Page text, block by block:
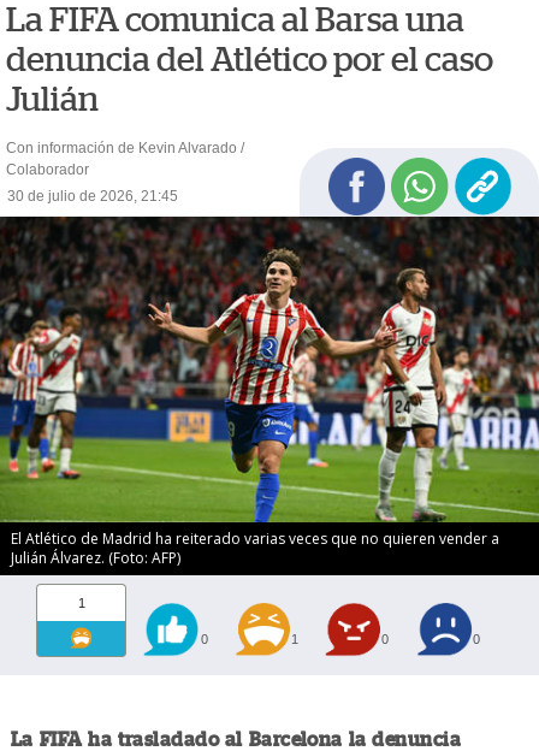
La FIFA comunica al Barsa una
denuncia del Atlético por el caso
Julián
Con información de Kevin Alvarado /
Colaborador
30 de julio de 2026, 21:45
El Atlético de Madrid ha reiterado varias veces que no quieren vender a
Julián Álvarez. (Foto: AFP)
1
0 1 0 0
La FIFA ha trasladado al Barcelona la denuncia